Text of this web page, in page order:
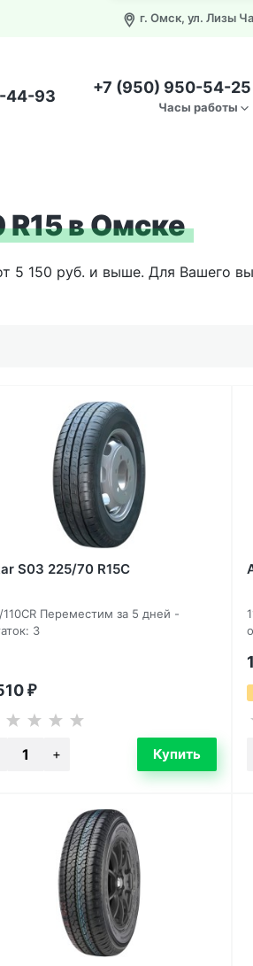
г. Омск, ул. Лизы
44-93 +7 (950) 950-54-25
Часы работы
в Омске
5 150 руб. и выше. Для Вашего
S03 225/70 R15C
110CR Переместим за 5 дней -
3
₽